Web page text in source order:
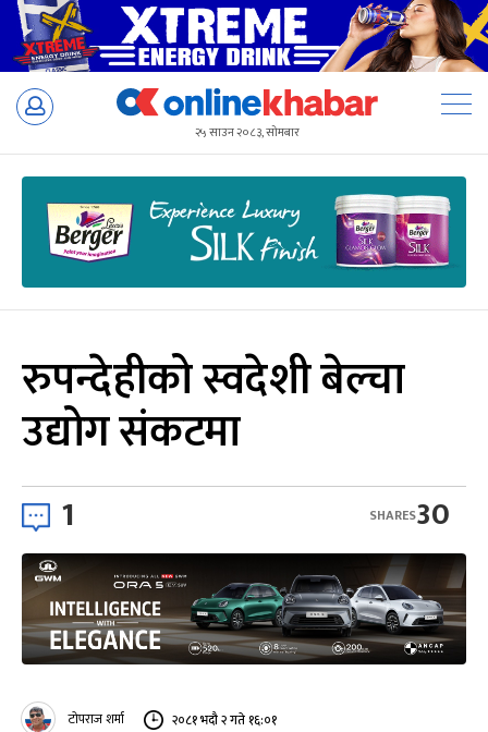
Skip
२५ साउन २०८३, सोमबार
रुपन्देहीको स्वदेशी बेल्चा
उद्योग संकटमा
1 30
SHARES
टोपराज शर्मा २०८१ भदौ २ गते १६:०१